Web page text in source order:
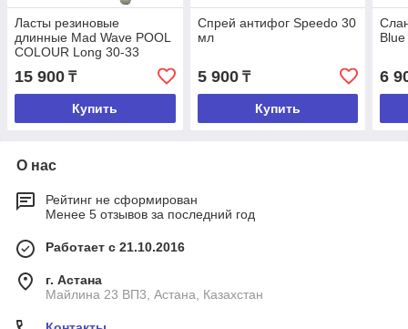
Ласты резиновые
длинные Mad Wave POOL
COLOUR Long 30-33
15 900 ₸
Купить
Спрей антифог Speedo 30
мл
5 900₸
Купить
6
О нас
Рейтинг не сформирован
Менее 5 отзывов за последний год
Работает с 21.10.2016
г. Астана
Майлина 23 ВП3, Астана, Казахстан